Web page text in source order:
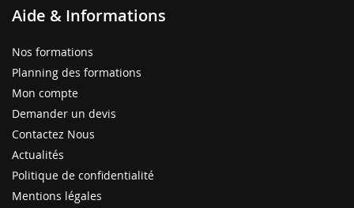
Aide & Informations
Nos formations
Planning des formations
Mon compte
Demander un devis
Contactez Nous
Actualités
Politique de confidentialité
Mentions légales